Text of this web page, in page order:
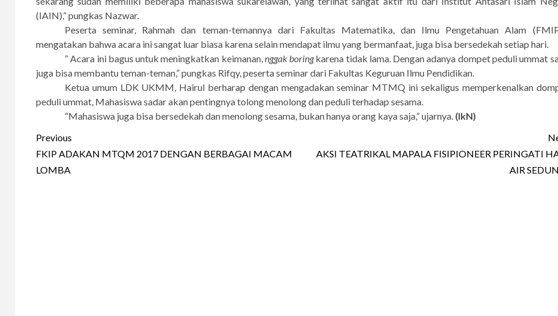
(IAIN),” pungkas Nazwar.
Peserta seminar, Rahmah dan teman-temannya dari Fakultas Matematika, dan Ilmu Pengetahuan Alam
mengatakan bahwa acara ini sangat luar biasa karena selain mendapat ilmu yang bermanfaat, juga bisa bersedekah setiap hari.
“ Acara ini bagus untuk meningkatkan keimanan, nggak boringkarena tidak lama. Dengan adanya dompet peduli ummat
juga bisa membantu teman-teman,” pungkas Rifqy, peserta seminar dari Fakultas Keguruan Ilmu Pendidikan.
Ketua umum LDK UKMM, Hairul berharap dengan mengadakan seminar MTMQ ini sekaligus memperkenalkan
peduli ummat, Mahasiswa sadar akan pentingnya tolong menolong dan peduli terhadap sesama.
“Mahasiswa juga bisa bersedekah dan menolong sesama, bukan hanya orang kaya saja,” ujarnya. (IkN)
Continue
Reading
Previous
FKIP ADAKAN MTQM 2017 DENGAN BERBAGAI MACAM
LOMBA
AKSI TEATRIKAL MAPALA FISIPIONEER PERINGATI
AIR